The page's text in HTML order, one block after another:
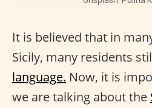
It is believed that in
Sicily, many residents
language. Now, it is
we are talking about the